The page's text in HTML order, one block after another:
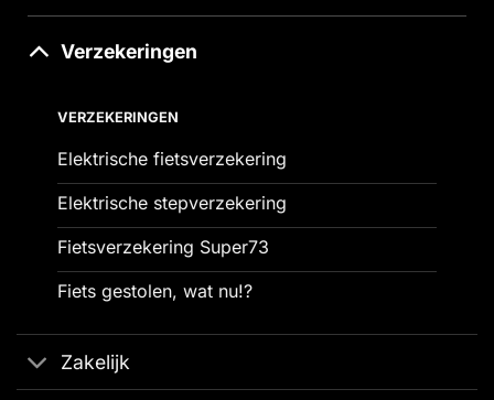
Verzekeringen
VERZEKERINGEN
Elektrische fietsverzekering
Elektrische stepverzekering
Fietsverzekering Super73
Fiets gestolen, wat nu!?
Zakelijk